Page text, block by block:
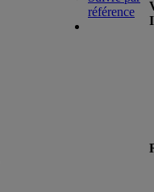
référence